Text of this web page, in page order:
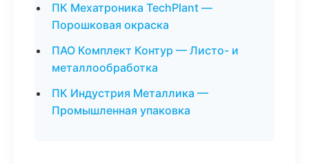
ПК Мехатроника TechPlant —
Порошковая окраска
ПАО Комплект Контур — Листо- и
металлообработка
ПК Индустрия Металлика —
Промышленная упаковка